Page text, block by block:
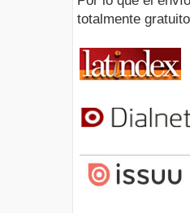
totalmente